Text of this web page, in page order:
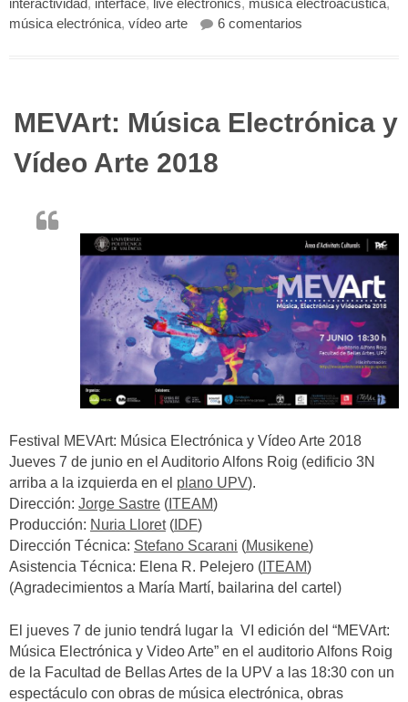
interactividad, interface, live electronics, música electroacústica,
música electrónica, vídeo arte 6 comentarios
MEVArt: Música Electrónica y
Vídeo Arte 2018
Festival MEVArt: Música Electrónica y Vídeo Arte 2018
Jueves 7 de junio en el Auditorio Alfons Roig (edificio 3N
arriba a la izquierda en el plano UPV).
Dirección: Jorge Sastre ( ITEAM)
Producción: Nuria Lloret( IDF)
Dirección Técnica: Stefano Scarani (Musikene)
Asistencia Técnica: Elena R. Pelejero ( ITEAM)
(Agradecimientos a María Martí, bailarina del cartel)
El jueves 7 de junio tendrá lugar la VI edición del “MEVArt:
Música Electrónica y Video Arte” en el auditorio Alfons Roig
de la Facultad de Bellas Artes de la UPV a las 18:30 con un
espectáculo con obras de música electrónica, obras